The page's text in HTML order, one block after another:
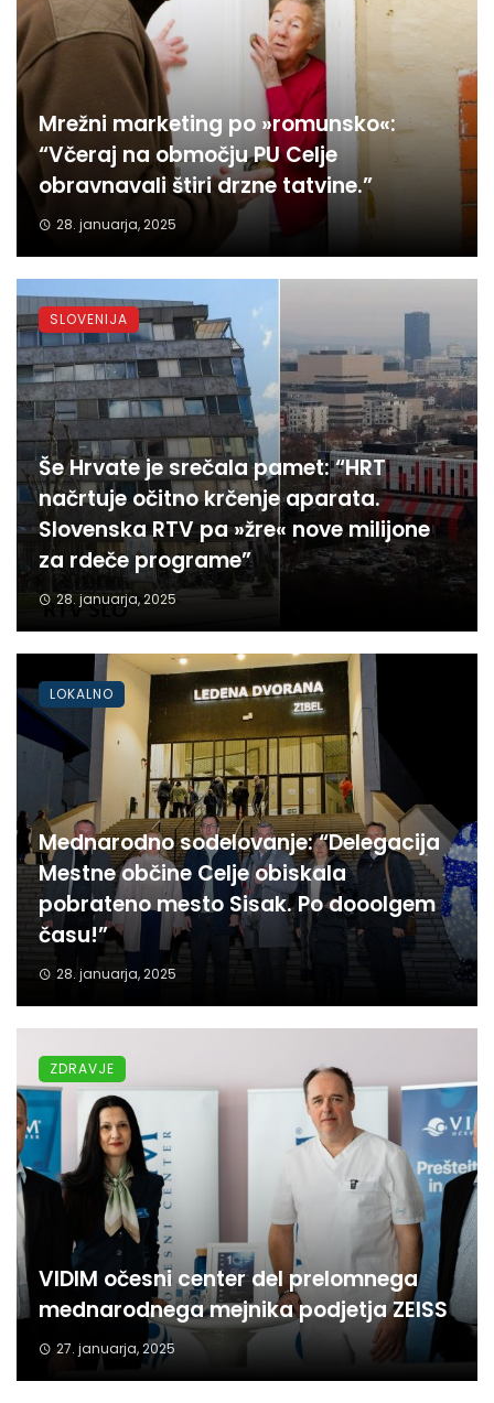
Mrežni marketing po »romunsko«:
“Včeraj na območju PU Celje
obravnavali štiri drzne tatvine.”
28. januarja, 2025
Še Hrvate je srečala pamet: “HRT
načrtuje očitno krčenje aparata.
Slovenska RTV pa »žre« nove milijone
za rdeče programe”
28. januarja, 2025
SLOVENIJA
Mednarodno sodelovanje: “Delegacija
Mestne občine Celje obiskala
pobrateno mesto Sisak. Po dooolgem
času!”
28. januarja, 2025
LOKALNO
VIDIM očesni center del prelomnega
mednarodnega mejnika podjetja ZEISS
27. januarja, 2025
ZDRAVJE